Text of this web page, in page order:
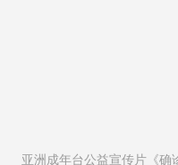
亚洲成年台公益宣传片《确